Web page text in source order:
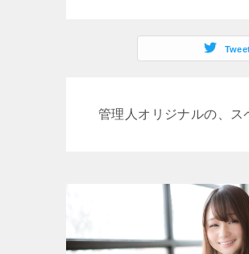
管理人オリジナルの、ス